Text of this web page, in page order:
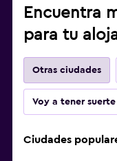
Encuentra
para tu
Otras ciudades
Voy a tener suerte
Ciudades